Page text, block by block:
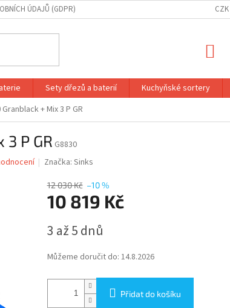
ÚDAJŮ (GDPR) CZK
Sety dřezů a baterií Kuchyňské sortery
+ Mix 3 P GR
P GR G8830
Značka:Sinks
12 030 Kč –10 %
10 819 Kč
cena:
3 až 5 dnů
Můžeme doručit do: 14.8.2026
Přidat do košíku